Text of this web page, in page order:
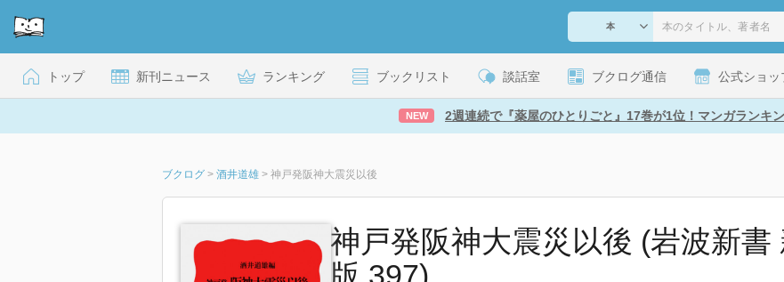
トップ 新刊ニュース ランキング ブックリスト 談話室 ブクログ通信 公式ショッ
NEW 2週連続で『薬屋のひとりごと』17巻が1位！マンガランキ
ブクログ > 酒井道雄 > 神戸発阪神大震災以後
神戸発阪神大震災以後 (岩波新書
版 397)